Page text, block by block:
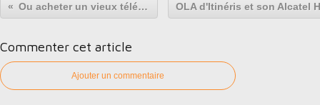
Ou acheter un vieux téléphone portable vintage de collection ?
Commenter cet article
Ajouter un commentaire